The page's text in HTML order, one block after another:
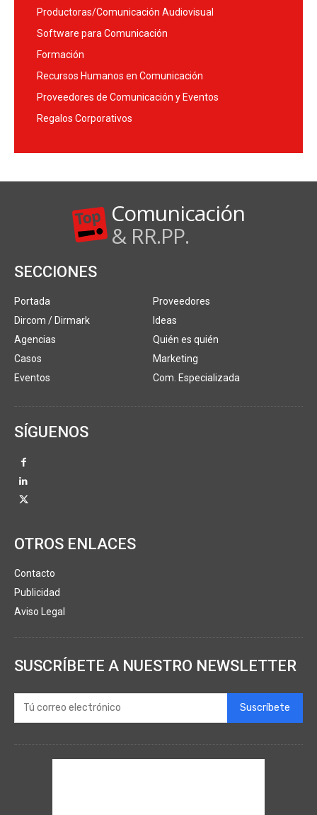
Productoras/Comunicación Audiovisual
Software para Comunicación
Formación
Recursos Humanos en Comunicación
Proveedores de Comunicación y Eventos
Regalos Corporativos
Comunicación
& RR.PP.
SECCIONES
Portada
Dircom / Dirmark
Agencias
Casos
Eventos
Proveedores
Ideas
Quién es quién
Marketing
Com. Especializada
SÍGUENOS
OTROS ENLACES
Contacto
Publicidad
Aviso Legal
SUSCRÍBETE A NUESTRO NEWSLETTER
Suscríbete